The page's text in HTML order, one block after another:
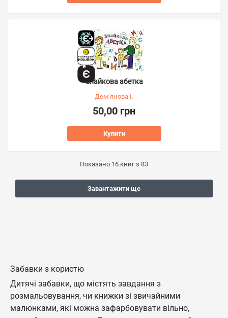
Знайкова абетка
Дем’янова І.
50,00 грн
Купити
Показано 16 книг з 83
Завантажити ще
Забавки з користю
Дитячі забавки, що містять завдання з
розмальовування, чи книжки зі звичайними
малюнками, які можна зафарбовувати вільно,